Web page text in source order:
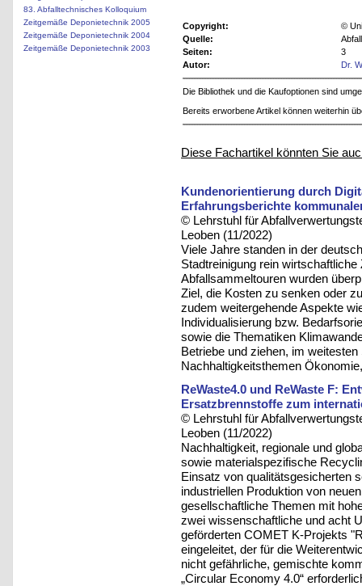
83. Abfalltechnisches Kolloquium
Zeitgemäße Deponietechnik 2005
Zeitgemäße Deponietechnik 2004
Zeitgemäße Deponietechnik 2003
Copyright:
©
Quelle:
Seiten:
3
Autor:
Dr.
Die Bibliothek und die Kaufoptionen sind
Bereits erworbene Artikel können weiterhin
Diese Fachartikel könnten Sie
Kundenorientierung durch
Erfahrungsberichte
© Lehrstuhl für
Leoben (11/2022)
Viele Jahre standen in der
Stadtreinigung rein
Abfallsammeltouren wurden
Ziel, die Kosten zu senken oder
zudem weitergehende Aspekte
Individualisierung bzw.
sowie die Thematiken
Betriebe und ziehen, im
Nachhaltigkeitsthemen
ReWaste4.0 und ReWaste F:
Ersatzbrennstoffe zum
© Lehrstuhl für
Leoben (11/2022)
Nachhaltigkeit, regionale und
sowie materialspezifische
Einsatz von qualitätsgesicherten
industriellen Produktion von
gesellschaftliche Themen mit
zwei wissenschaftliche und acht
geförderten COMET K-Projekts
eingeleitet, der für die
nicht gefährliche, gemischte
„Circular Economy 4.0“